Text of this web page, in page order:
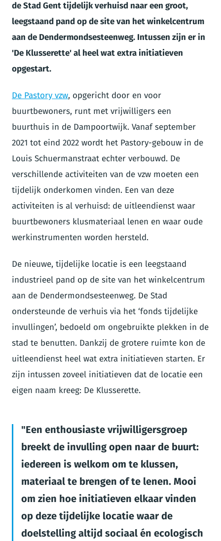
de Stad Gent tijdelijk verhuisd naar een groot,
leegstaand pand op de site van het winkelcentrum
aan de Dendermondsesteenweg. Intussen zijn er in
'De Klusserette' al heel wat extra initiatieven
opgestart.
De Pastory vzw, opgericht door en voor
buurtbewoners, runt met vrijwilligers een
buurthuis in de Dampoortwijk. Vanaf september
2021 tot eind 2022 wordt het Pastory-gebouw in de
Louis Schuermanstraat echter verbouwd. De
verschillende activiteiten van de vzw moeten een
tijdelijk onderkomen vinden. Een van deze
activiteiten is al verhuisd: de uitleendienst waar
buurtbewoners klusmateriaal lenen en waar oude
werkinstrumenten worden hersteld.
De nieuwe, tijdelijke locatie is een leegstaand
industrieel pand op de site van het winkelcentrum
aan de Dendermondsesteenweg. De Stad
ondersteunde de verhuis via het ‘fonds tijdelijke
invullingen’, bedoeld om ongebruikte plekken in de
stad te benutten. Dankzij de grotere ruimte kon de
uitleendienst heel wat extra initiatieven starten. Er
zijn intussen zoveel initiatieven dat de locatie een
eigen naam kreeg: De Klusserette.
Een enthousiaste vrijwilligersgroep
breekt de invulling open naar de buurt:
iedereen is welkom om te klussen,
materiaal te brengen of te lenen. Mooi
om zien hoe initiatieven elkaar vinden
op deze tijdelijke locatie waar de
doelstelling altijd sociaal én ecologisch